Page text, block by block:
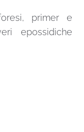
primer e
epossidiche